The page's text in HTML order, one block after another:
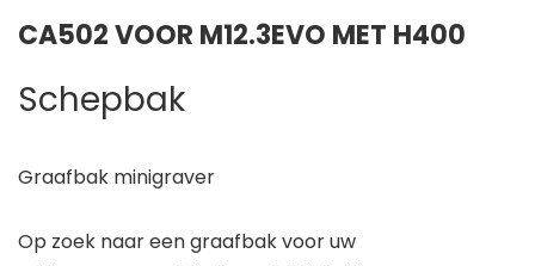
CA502 VOOR M12.3EVO MET H400
Schepbak
Graafbak minigraver
Op zoek naar een graafbak voor uw